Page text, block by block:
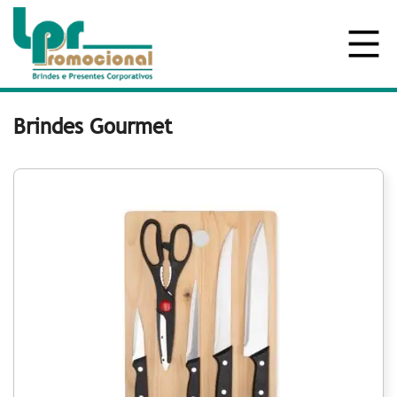
Brindes Gourmet